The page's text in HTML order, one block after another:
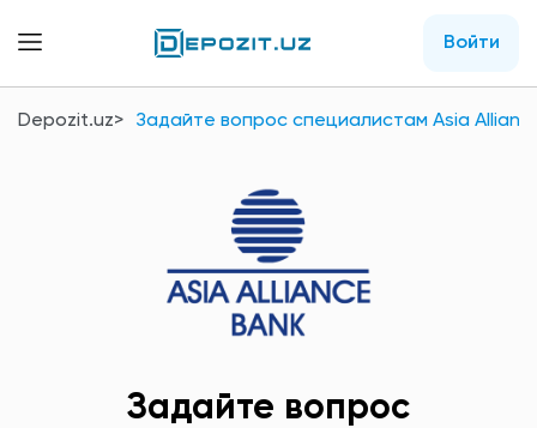
Войти
Depozit.uz Задайте вопрос специалистам Asia
Задайте вопрос